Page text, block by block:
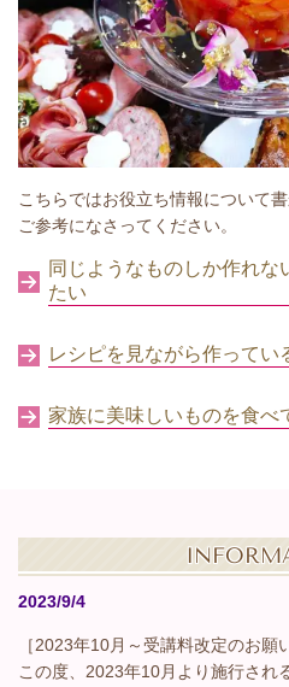
こちらではお役立ち情報について
ご参考になさってください。
同じようなものしか作れな
たい
レシピを見ながら作って
家族に美味しいものを食べ
2023/9/4
［2023年10月～受講料改定のお願
この度、2023年10月より施行され